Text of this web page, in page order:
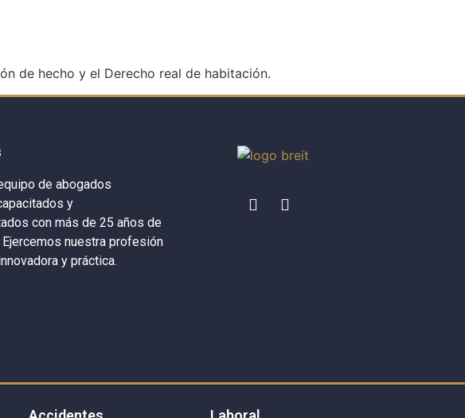
de hecho y el Derecho real de habitación.
de abogados
y
con más de 25 años de
nuestra profesión
y práctica.